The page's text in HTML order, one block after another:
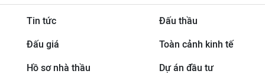
Tin tức Đấu thầu
Đấu giá Toàn cảnh kinh tế
Hồ sơ nhà thầu Dự án đầu tư